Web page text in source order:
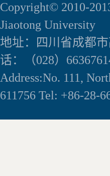
Copyright© 2010-
Jiaotong University
地址：四川省成都
话：（028）
Address:No. 111,
611756 Tel: +86-28-